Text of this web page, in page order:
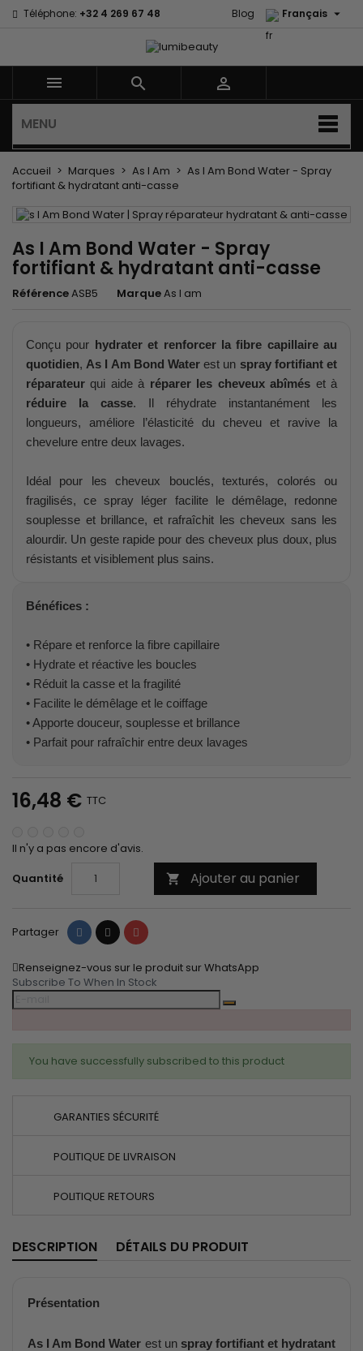
Téléphone: +32 4 269 67 48 Français 
Blog
  
MENU
Accueil Marques As I Am
As I Am Bond Water - Spray
fortifiant & hydratant anti-casse
As I Am Bond Water - Spray
fortifiant & hydratant anti-casse
RéférenceASB5 MarqueAs I am
Conçu pour hydrater et renforcer la fibre capillaire au
quotidien, As I Am Bond Water est un spray fortifiant et
réparateur qui aide à réparer les cheveux abîmés et à
réduire la casse. Il réhydrate instantanément les
longueurs, améliore l’élasticité du cheveu et ravive la
chevelure entre deux lavages.
Idéal pour les cheveux bouclés, texturés, colorés ou
fragilisés, ce spray léger facilite le démêlage, redonne
souplesse et brillance, et rafraîchit les cheveux sans les
alourdir. Un geste rapide pour des cheveux plus doux, plus
résistants et visiblement plus sains.
Bénéfices :
• Répare et renforce la fibre capillaire
• Hydrate et réactive les boucles
• Réduit la casse et la fragilité
• Facilite le démêlage et le coiffage
• Apporte douceur, souplesse et brillance
• Parfait pour rafraîchir entre deux lavages
16,48 € TTC
Il n'y a pas encore d'avis.
Quantité
 Ajouter au panier
Partager PartagerTweet Pinterest
Renseignez-vous sur le produit sur WhatsApp
Subscribe To When In Stock
You have successfully subscribed to this product
GARANTIES SÉCURITÉ
POLITIQUE DE LIVRAISON
POLITIQUE RETOURS
DESCRIPTION DÉTAILS DU PRODUIT
Présentation
As I Am Bond Water est un spray fortifiant et hydratant